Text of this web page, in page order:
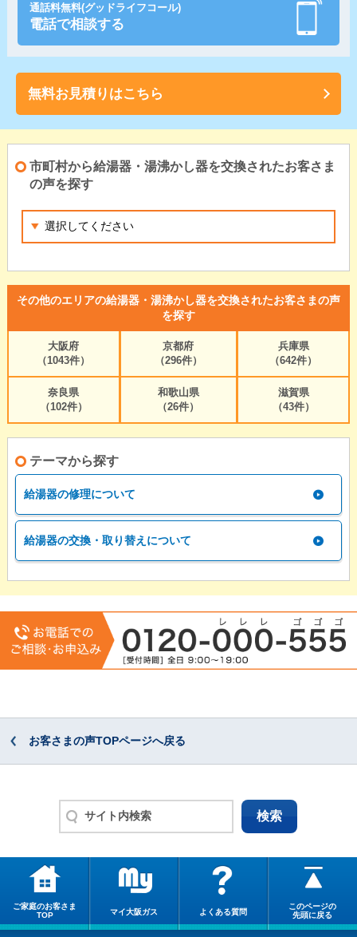
通話料無料(グッドライフコール)
電話で相談する
無料お見積りはこちら
市町村から給湯器・湯沸かし器を交換されたお客さま
の声を探す
その他のエリアの給湯器・湯沸かし器を交換されたお客さまの声
を探す
大阪府
（1043件）
京都府
（296件）
兵庫県
（642件）
奈良県
（102件）
和歌山県
（26件）
滋賀県
（43件）
テーマから探す
給湯器の修理について
給湯器の交換・取り替えについて
お客さまの声TOPページへ戻る
ご家庭のお客さま
TOP
マイ大阪ガス よくある質問
このページの
先頭に戻る